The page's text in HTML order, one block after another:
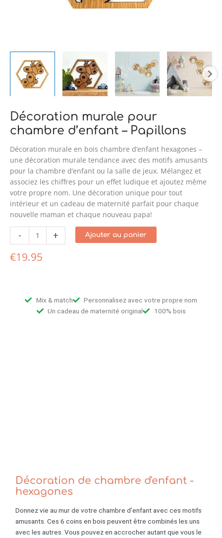
Décoration murale pour
chambre d’enfant – Papillons
Décoration murale en bois chambre d’enfant hexagones –
une décoration murale tendance avec des motifs amusants
pour la chambre d’enfant ou la salle de jeux. Mélangez et
associez les chiffres pour un effet ludique et ajoutez même
votre propre nom. Une décoration unique pour tout
intérieur et un cadeau de maternité parfait pour chaque
nouvelle maman et chaque nouveau papa!
- + Ajouter au panier
€19.95
Mix & match
Personnalisez avec votre propre nom
Un cadeau de maternité original
100% bois
Décoration de chambre d'enfant -
hexagones
Donnez vie au mur de votre chambre d'enfant avec ces motifs
amusants. Ces 6 coins en bois peuvent être combinés les uns
avec les autres. Vous pouvez en accrocher autant que vous le